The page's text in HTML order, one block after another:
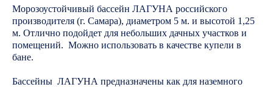
Морозоустойчивый бассейн ЛАГУНА российского
производителя (г. Самара), диаметром 5 м. и высотой 1,25
м. Отлично подойдет для небольших дачных участков и
помещений. Можно использовать в качестве купели в
бане.
Бассейны ЛАГУНА предназначены как для наземного